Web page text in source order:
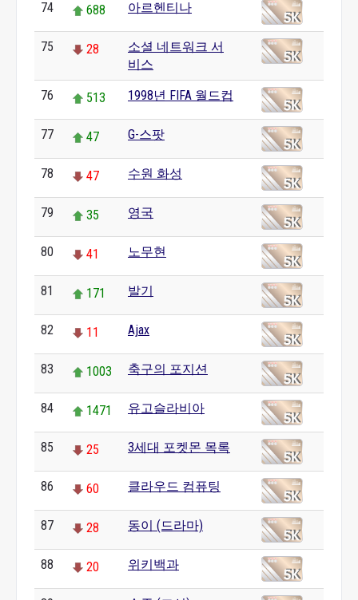
74 688 아르헨티나
75 28
소셜 네트워크 서
비스
76 513 1998년 FIFA 월드컵
77 47 G-스팟
78 47 수원 화성
79 35 영국
80 41 노무현
81 171 발기
82 11 Ajax
83 1003 축구의 포지션
84 1471 유고슬라비아
85 25 3세대 포켓몬 목록
86 60 클라우드 컴퓨팅
87 28 동이 (드라마)
88 20 위키백과